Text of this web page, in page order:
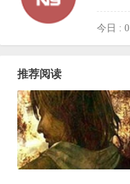
今日 : 0
推荐阅读